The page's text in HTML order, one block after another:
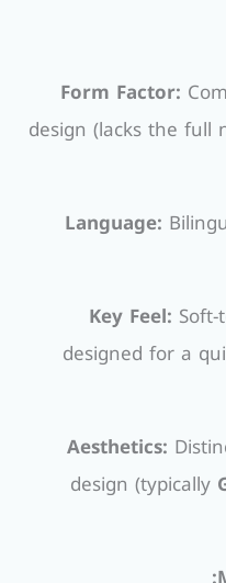
Form Factor:
design (lacks the full
Language:
Key Feel:
designed for a
Aesthetics:
design (typically